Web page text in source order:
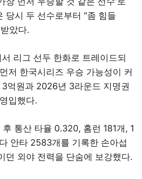
당시 두 선수로부터 "좀 힘들
았다.
리그 선두 한화로 트레이드되
저 한국시리즈 우승 가능성이 커
억원과 2026년 3라운드 지명권
입했다.
통산 타율 0.320, 홈런 181개, 1
안타 2583개를 기록한 손아섭
던 외야 전력을 단숨에 보강했다.